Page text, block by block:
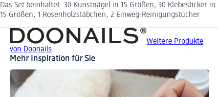
Das Set beinhaltet: 30 Kunstnägel in 15 Größen, 30 Klebesticker in
15 Größen, 1 Rosenholzstäbchen, 2 Einweg-Reinigungstücher
Weitere Produkte
von Doonails
Mehr Inspiration für Sie